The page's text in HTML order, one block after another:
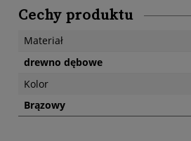
Cechy produktu
Materiał
drewno dębowe
Kolor
Brązowy